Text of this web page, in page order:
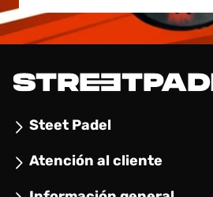
Steet Padel
Atención al cliente